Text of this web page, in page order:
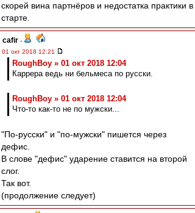
скорей вина партнёров и недостатка практики в
старте.
cafir -
01 окт 2018 12:21
RoughBoy » 01 окт 2018 12:04
Каррера ведь ни бельмеса по русски.
RoughBoy » 01 окт 2018 12:04
Что-то как-то не по мужски...
"По-русски" и "по-мужски" пишется через
дефис.
В слове "дефис" ударение ставится на второй
слог.
Так вот.
(продолжение следует)